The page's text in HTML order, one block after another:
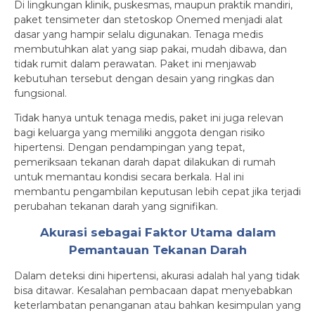
Di lingkungan klinik, puskesmas, maupun praktik mandiri,
paket tensimeter dan stetoskop Onemed menjadi alat
dasar yang hampir selalu digunakan. Tenaga medis
membutuhkan alat yang siap pakai, mudah dibawa, dan
tidak rumit dalam perawatan. Paket ini menjawab
kebutuhan tersebut dengan desain yang ringkas dan
fungsional.
Tidak hanya untuk tenaga medis, paket ini juga relevan
bagi keluarga yang memiliki anggota dengan risiko
hipertensi. Dengan pendampingan yang tepat,
pemeriksaan tekanan darah dapat dilakukan di rumah
untuk memantau kondisi secara berkala. Hal ini
membantu pengambilan keputusan lebih cepat jika terjadi
perubahan tekanan darah yang signifikan.
Akurasi sebagai Faktor Utama dalam
Pemantauan Tekanan Darah
Dalam deteksi dini hipertensi, akurasi adalah hal yang tidak
bisa ditawar. Kesalahan pembacaan dapat menyebabkan
keterlambatan penanganan atau bahkan kesimpulan yang